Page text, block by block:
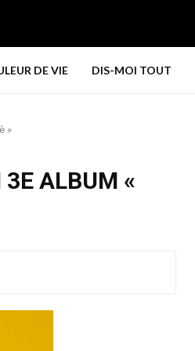
profondément connectés à long
DE VIE DIS-MOI TOUT
»
3E ALBUM «